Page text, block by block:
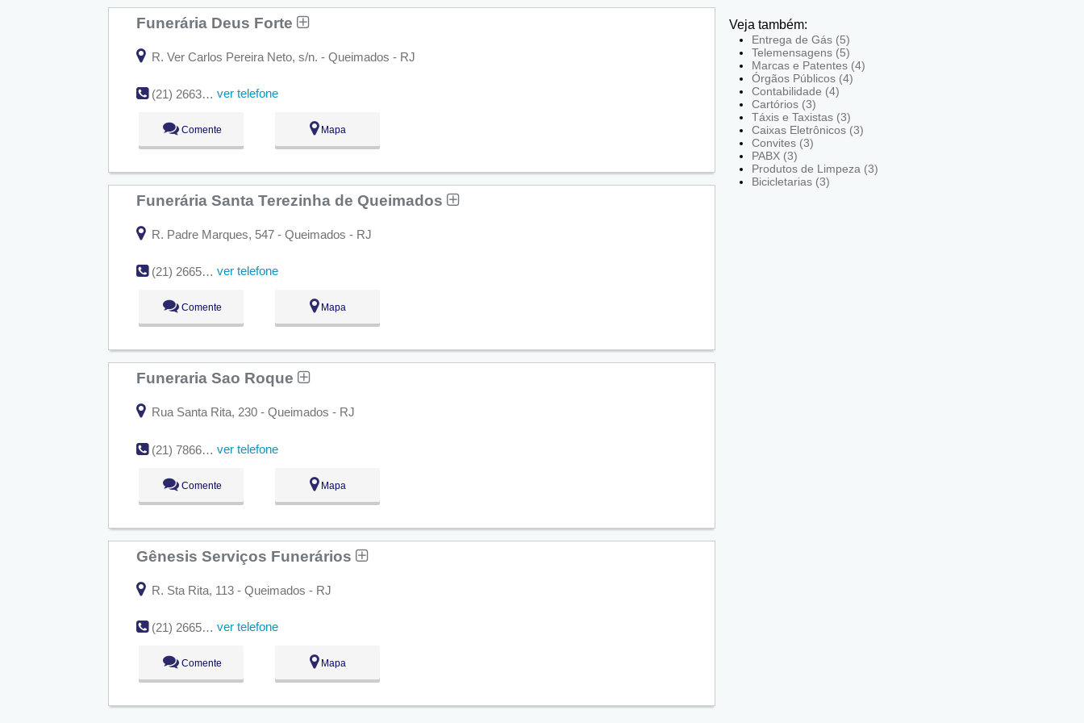
Funerária Deus Forte
R. Ver Carlos Pereira Neto, s/n. - Queimados - RJ
(21) 2663-3259 ver telefone
Comente Mapa
Funerária Santa Terezinha de Queimados
R. Padre Marques, 547 - Queimados - RJ
(21) 2665-1413 ver telefone
Comente Mapa
Funeraria Sao Roque
Rua Santa Rita, 230 - Queimados - RJ
(21) 7866-4547 ver telefone
Comente Mapa
Gênesis Serviços Funerários
R. Sta Rita, 113 - Queimados - RJ
(21) 2665-6345 ver telefone
Comente Mapa
Veja também:
Entrega de Gás (5)
Telemensagens (5)
Marcas e Patentes (4)
Órgãos Públicos (4)
Contabilidade (4)
Cartórios (3)
Táxis e Taxistas (3)
Caixas Eletrônicos (3)
Convites (3)
PABX (3)
Produtos de Limpeza (3)
Bicicletarias (3)